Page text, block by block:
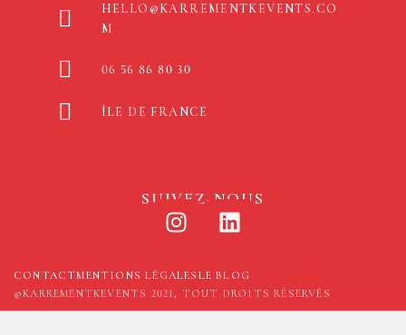
HELLO@KARREMENTKEVENTS.CO
M
06 56 86 80 30
ÎLE DE FRANCE
SUIVEZ-NOUS
CONTACTMENTIONS LÉGALES LE BLOG
©KARREMENTKEVENTS 2021, TOUT DROITS RÉSERVÉS